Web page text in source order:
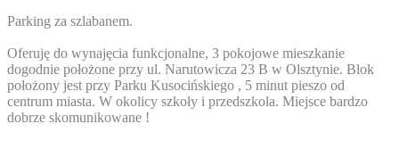
Parking za szlabanem.
Oferuję do wynajęcia funkcjonalne, 3 pokojowe mieszkanie
dogodnie położone przy ul. Narutowicza 23 B w Olsztynie. Blok
położony jest przy Parku Kusocińskiego , 5 minut pieszo od
centrum miasta. W okolicy szkoły i przedszkola. Miejsce bardzo
dobrze skomunikowane !